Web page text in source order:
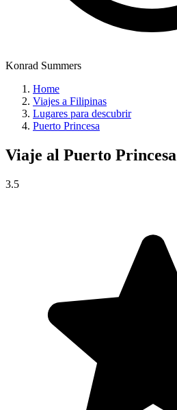
Konrad Summers
Home
Viajes a Filipinas
Lugares para descubrir
Puerto Princesa
Viaje al Puerto Princesa
3.5